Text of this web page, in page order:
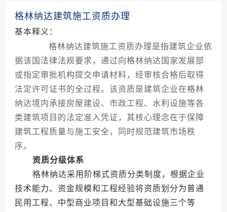
格林纳达建筑施工资质办理
基本释义：
格林纳达建筑施工资质办理是指建筑企业依
据该国法律法规要求，通过向格林纳达国家发展部
或指定审批机构提交申请材料，经审核合格后取得
法定许可证书的全过程。该资质是建筑企业在格林
纳达境内承接房屋建设、市政工程、水利设施等各
类建筑项目的法定准入凭证，其核心理念在于保障
建筑工程质量与施工安全，同时规范建筑市场秩
序。
资质分级体系
格林纳达采用阶梯式资质分类制度，根据企业
技术能力、资金规模和工程经验将资质划分为普通
民用工程、中型商业项目和大型基础设施三个等